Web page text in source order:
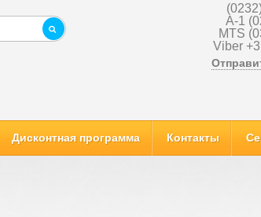
A-1
MTS
Viber
Дисконтная программа Контакты